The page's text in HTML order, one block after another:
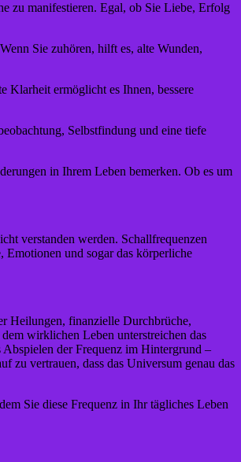
zu manifestieren. Egal, ob Sie Liebe, Erfolg
Sie zuhören, hilft es, alte Wunden,
Klarheit ermöglicht es Ihnen, bessere
Selbstfindung und eine tiefe
in Ihrem Leben bemerken. Ob es um
verstanden werden. Schallfrequenzen
Emotionen und sogar das körperliche
Heilungen, finanzielle Durchbrüche,
wirklichen Leben unterstreichen das
der Frequenz im Hintergrund –
zu vertrauen, dass das Universum genau das
Sie diese Frequenz in Ihr tägliches Leben